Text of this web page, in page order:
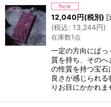
12,040円(税別) [
(税込: 13,244円)
在庫数1点
一定の方向にぱっ
質を持ち、そのへ
の性質を持つ宝
良さが感じられ
りお目にかかれ